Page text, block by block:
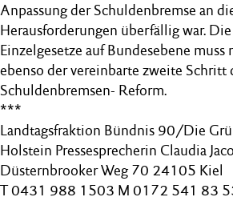
Anpassung der Schuldenbremse an
Herausforderungen überfällig war.
Einzelgesetze auf Bundesebene
ebenso der vereinbarte zweite Schritt
Schuldenbremsen- Reform.
***
Landtagsfraktion Bündnis 90/Die
Holstein Pressesprecherin Claudia
Düsternbrooker Weg 70 24105 Kiel
T 0431 988 1503 M 0172 541 83